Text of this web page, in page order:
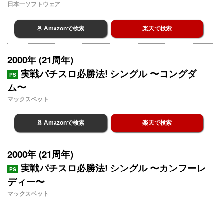
日本一ソフトウェア
Amazonで検索 楽天で検索
2000年 (21周年)
PS
実戦パチスロ必勝法! シングル 〜コングダ
ム〜
マックスベット
Amazonで検索 楽天で検索
2000年 (21周年)
PS
実戦パチスロ必勝法! シングル 〜カンフーレ
ディー〜
マックスベット